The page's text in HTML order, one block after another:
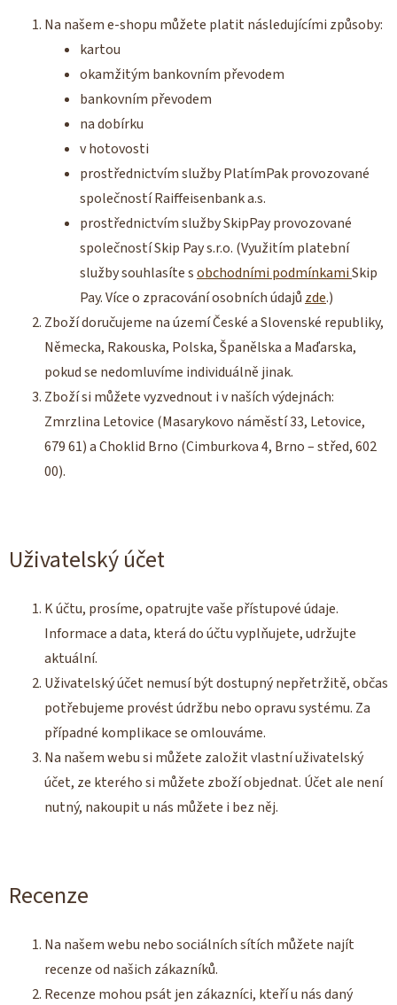
Na našem e-shopu můžete platit následujícími způsoby:
kartou
okamžitým bankovním převodem
bankovním převodem
na dobírku
v hotovosti
prostřednictvím služby PlatímPak provozované
společností Raiffeisenbank a.s.
prostřednictvím služby SkipPay provozované
společností Skip Pay s.r.o. (Využitím platební
služby souhlasíte sobchodními podmínkamiSkip
Pay. Více o zpracování osobních údajů zde.)
Zboží doručujeme na území České a Slovenské republiky,
Německa, Rakouska, Polska, Španělska a Maďarska,
pokud se nedomluvíme individuálně jinak.
Zboží si můžete vyzvednout i v naších výdejnách:
Zmrzlina Letovice (Masarykovo náměstí 33, Letovice,
679 61) a Choklid Brno (Cimburkova 4, Brno – střed, 602
00).
Uživatelský účet
K účtu, prosíme, opatrujte vaše přístupové údaje.
Informace a data, která do účtu vyplňujete, udržujte
aktuální.
Uživatelský účet nemusí být dostupný nepřetržitě, občas
potřebujeme provést údržbu nebo opravu systému. Za
případné komplikace se omlouváme.
Na našem webu si můžete založit vlastní uživatelský
účet, ze kterého si můžete zboží objednat. Účet ale není
nutný, nakoupit u nás můžete i bez něj.
Recenze
Na našem webu nebo sociálních sítích můžete najít
recenze od našich zákazníků.
Recenze mohou psát jen zákazníci, kteří u nás daný